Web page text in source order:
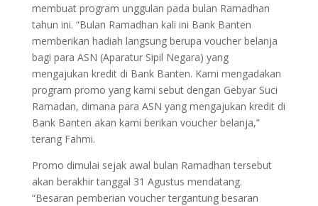
membuat program unggulan pada bulan Ramadhan
tahun ini. “Bulan Ramadhan kali ini Bank Banten
memberikan hadiah langsung berupa voucher belanja
bagi para ASN (Aparatur Sipil Negara) yang
mengajukan kredit di Bank Banten. Kami mengadakan
program promo yang kami sebut dengan Gebyar Suci
Ramadan, dimana para ASN yang mengajukan kredit di
Bank Banten akan kami berikan voucher belanja,”
terang Fahmi.
Promo dimulai sejak awal bulan Ramadhan tersebut
akan berakhir tanggal 31 Agustus mendatang.
“Besaran pemberian voucher tergantung besaran